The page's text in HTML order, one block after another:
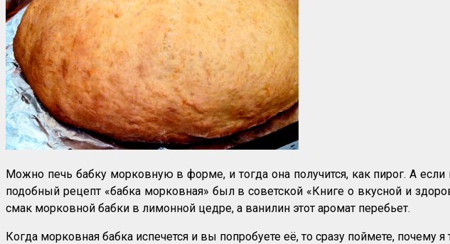
Можно печь бабку морковную в форме, и тогда она получится, как пирог. А если
подобный рецепт «бабка морковная» был в советской «Книге о вкусной и
смак морковной бабки в лимонной цедре, а ванилин этот аромат перебьет.
Когда морковная бабка испечется и вы попробуете её, то сразу поймете, почему